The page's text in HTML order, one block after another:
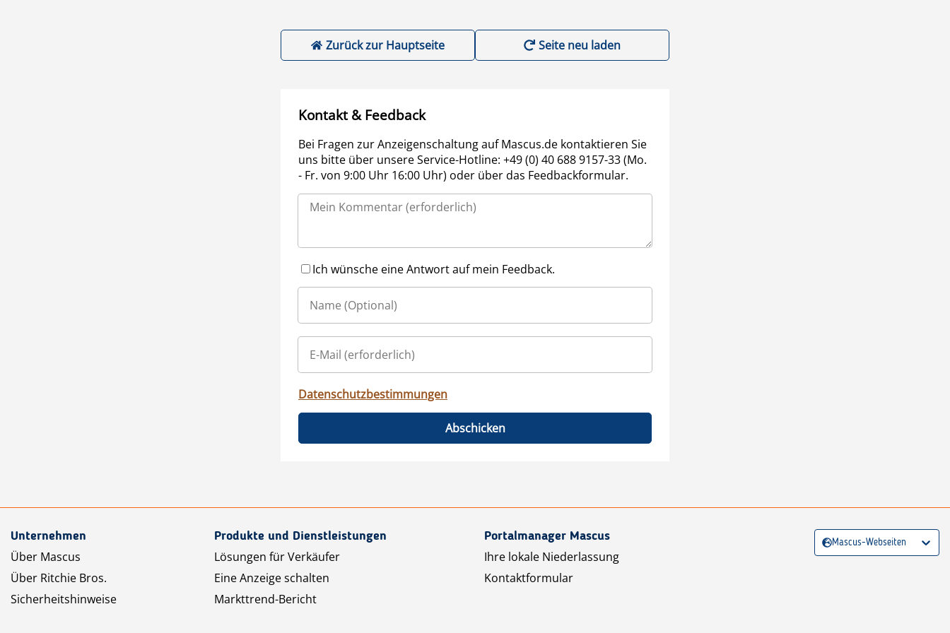
Zurück zur Hauptseite Seite neu laden
Kontakt & Feedback
Bei Fragen zur Anzeigenschaltung auf Mascus.de kontaktieren Sie
uns bitte über unsere Service-Hotline: +49 (0) 40 688 9157-33 (Mo.
- Fr. von 9:00 Uhr 16:00 Uhr) oder über das Feedbackformular.
Ich wünsche eine Antwort auf mein Feedback.
Datenschutzbestimmungen
Abschicken
Unternehmen
Über Mascus
Über Ritchie Bros.
Sicherheitshinweise
Produkte und Dienstleistungen
Lösungen für Verkäufer
Eine Anzeige schalten
Markttrend-Bericht
Portalmanager Mascus
Ihre lokale Niederlassung
Kontaktformular
Mascus-Webseiten